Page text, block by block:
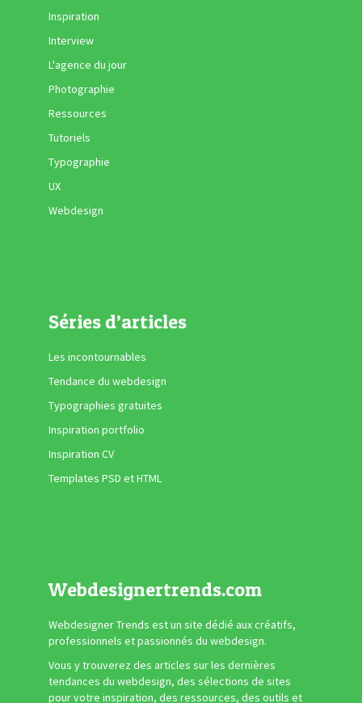
Inspiration
Interview
L'agence du jour
Photographie
Ressources
Tutoriels
Typographie
UX
Webdesign
Séries d’articles
Les incontournables
Tendance du webdesign
Typographies gratuites
Inspiration portfolio
Inspiration CV
Templates PSD et HTML
Webdesignertrends.com
Webdesigner Trends est un site dédié aux créatifs,
professionnels et passionnés du webdesign.
Vous y trouverez des articles sur les dernières
tendances du webdesign, des sélections de sites
pour votre inspiration, des ressources, des outils et